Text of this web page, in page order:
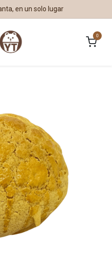
en un solo lugar
0